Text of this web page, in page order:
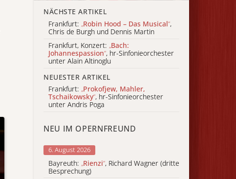
NÄCHSTE ARTIKEL
Frankfurt: „Robin Hood – Das Musical“,
Chris de Burgh und Dennis Martin
Frankfurt, Konzert: „Bach:
Johannespassion“, hr-Sinfonieorchester
unter Alain Altinoglu
NEUESTER ARTIKEL
Frankfurt: „Prokofjew, Mahler,
Tschaikowsky“, hr-Sinfonieorchester
unter Andris Poga
NEU IM OPERNFREUND
6. August 2026
Bayreuth: „Rienzi“, Richard Wagner (dritte
Besprechung)